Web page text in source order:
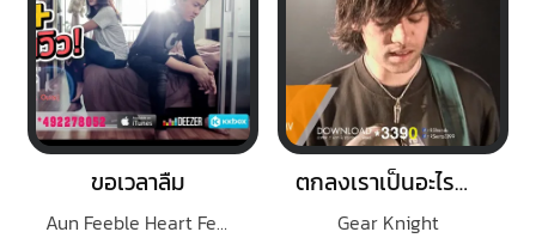
ขอเวลาลืม
Aun Feeble Heart Feat.Ouiai
ตกลงเราเป็นอะไรกัน
Gear Knight